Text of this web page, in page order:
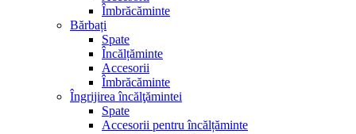
Îmbrăcăminte
Bărbați
Spate
Încălțăminte
Accesorii
Îmbrăcăminte
Îngrijirea încălţămintei
Spate
Accesorii pentru încălțăminte